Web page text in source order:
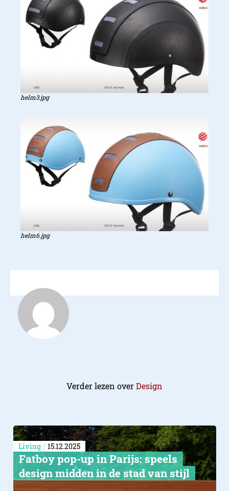
helm3.jpg
helm6.jpg
Verder lezen overDesign
Living 15.12.2025
Fatboy pop-up in Parijs: speels
design midden in de stad van stijl